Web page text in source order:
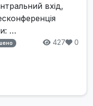
вхід,
…
427 0